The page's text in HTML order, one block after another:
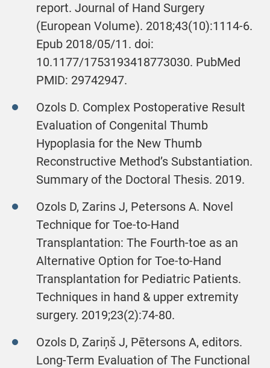
report. Journal of Hand Surgery
(European Volume). 2018;43(10):1114-6.
Epub 2018/05/11. doi:
10.1177/1753193418773030. PubMed
PMID: 29742947.
Ozols D. Complex Postoperative Result
Evaluation of Congenital Thumb
Hypoplasia for the New Thumb
Reconstructive Method’s Substantiation.
Summary of the Doctoral Thesis. 2019.
Ozols D, Zarins J, Petersons A. Novel
Technique for Toe-to-Hand
Transplantation: The Fourth-toe as an
Alternative Option for Toe-to-Hand
Transplantation for Pediatric Patients.
Techniques in hand & upper extremity
surgery. 2019;23(2):74-80.
Ozols D, Zariņš J, Pētersons A, editors.
Long-Term Evaluation of The Functional